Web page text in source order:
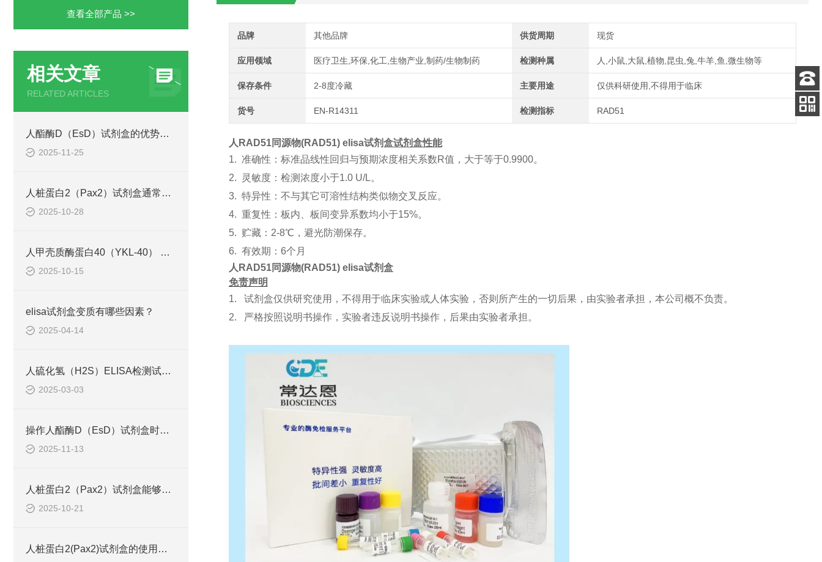
查看全部产品 >>
相关文章
RELATED ARTICLES
人酯酶D（EsD）试剂盒的优势主要体现在这些方面！
2025-11-25
人桩蛋白2（Pax2）试剂盒通常采用了酶联免疫吸附试验技术
2025-10-28
人甲壳质酶蛋白40（YKL-40） ELISA检测试剂盒说明书
2025-10-15
elisa试剂盒变质有哪些因素？
2025-04-14
人硫化氢（H2S）ELISA检测试剂盒工作原理
2025-03-03
操作人酯酶D（EsD）试剂盒时应该注意的几个要点
2025-11-13
人桩蛋白2（Pax2）试剂盒能够准确地识别并结合目标抗原
2025-10-21
人桩蛋白2(Pax2)试剂盒的使用须知
品牌 其他品牌 供货周期 现货
应用领域 医疗卫生,环保,化工,生物产业,制药/生物制药 检测种属 人,小鼠,大鼠,植物,昆虫,兔,牛羊,鱼,微生物等
保存条件 2-8度冷藏 主要用途 仅供科研使用,不得用于临床
货号 EN-R14311 检测指标 RAD51
人RAD51同源物(RAD51) elisa试剂盒试剂盒性能
1. 准确性：标准品线性回归与预期浓度相关系数R值，大于等于0.9900。
2.
灵敏度：检测浓度小于1.0 U/L。
3. 特异性：不与其它可溶性结构类似物交叉反应。
4. 重复性：板内、板间变异系数均小于15%。
5. 贮藏： 2-8℃，避光防潮保存。
6. 有效期： 6个月
人RAD51同源物(RAD51) elisa试剂盒
免责声明
1.
试剂盒仅供研究使用，不得用于临床实验或人体实验，否则所产生的一切后果，由实验者承担，本公司概不负责。
2.
严格按照说明书操作，实验者违反说明书操作，后果由实验者承担。
客服
电话